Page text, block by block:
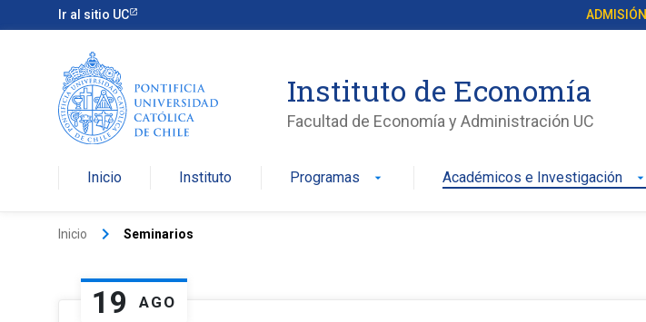
Ir al sitio UC ADMISIÓN
Instituto de Economía
Facultad de Economía y Administración UC
Inicio Instituto Programas arrow_drop_down Académicos e Investigación arrow_drop_down
Inicio keyboard_arrow_right Seminarios
19 AGO